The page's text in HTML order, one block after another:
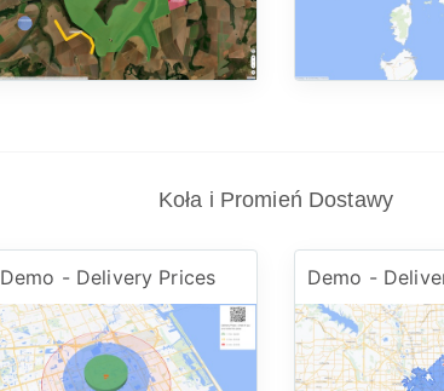
Koła i Promień Dostawy
Demo - Delivery Prices